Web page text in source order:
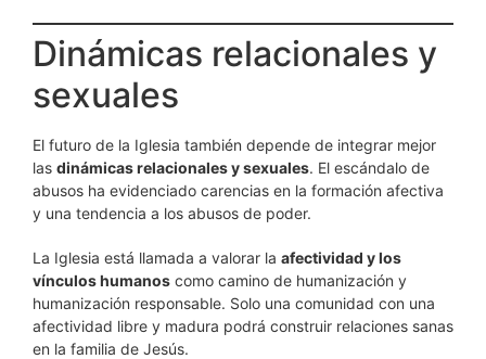
Dinámicas relacionales y
sexuales
El futuro de la Iglesia también depende de integrar mejor
las dinámicas relacionales y sexuales. El escándalo de
abusos ha evidenciado carencias en la formación afectiva
y una tendencia a los abusos de poder.
La Iglesia está llamada a valorar la afectividad y los
vínculos humanos como camino de humanización y
humanización responsable. Solo una comunidad con una
afectividad libre y madura podrá construir relaciones sanas
en la familia de Jesús.